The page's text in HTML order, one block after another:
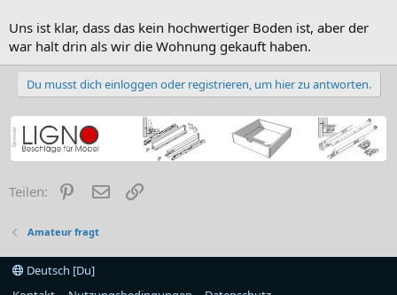
Uns ist klar, dass das kein hochwertiger Boden ist, aber der
war halt drin als wir die Wohnung gekauft haben.
Du musst dich einloggen oder registrieren, um hier zu antworten.
Teilen: PinterestE-Mail
Amateur fragt
Deutsch [Du]